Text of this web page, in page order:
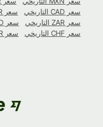
سعر CAD التاريخي
سعر INR التاريخي
سعر ZAR التاريخي
سعر SGD التاريخي
سعر CHF التاريخي
سعر IDR التاريخي